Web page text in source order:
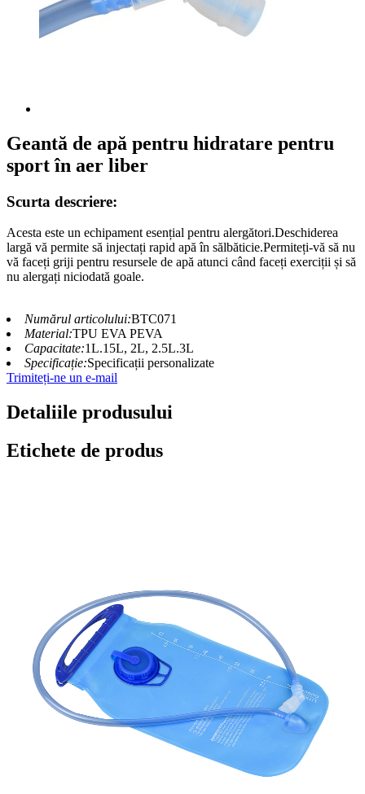
Geantă de apă pentru hidratare pentru
sport în aer liber
Scurta descriere:
Acesta este un echipament esențial pentru alergători.Deschiderea
largă vă permite să injectați rapid apă în sălbăticie.Permiteți-vă să nu
vă faceți griji pentru resursele de apă atunci când faceți exerciții și să
nu alergați niciodată goale.
Numărul articolului:BTC071
Material:TPU EVA PEVA
Capacitate:1L.15L, 2L, 2.5L.3L
Specificație:Specificații personalizate
Trimiteți-ne un e-mail
Detaliile produsului
Etichete de produs